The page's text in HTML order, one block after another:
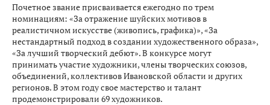
Почетное звание присваивается ежегодно по трем
номинациям: «За отражение шуйских мотивов в
реалистичном искусстве (живопись, графика)», «За
нестандартный подход в создании художественного образа»,
«За лучший творческий дебют». В конкурсе могут
принимать участие художники, члены творческих союзов,
объединений, коллективов Ивановской области и других
регионов. В этом году свое мастерство и талант
продемонстрировали 69 художников.